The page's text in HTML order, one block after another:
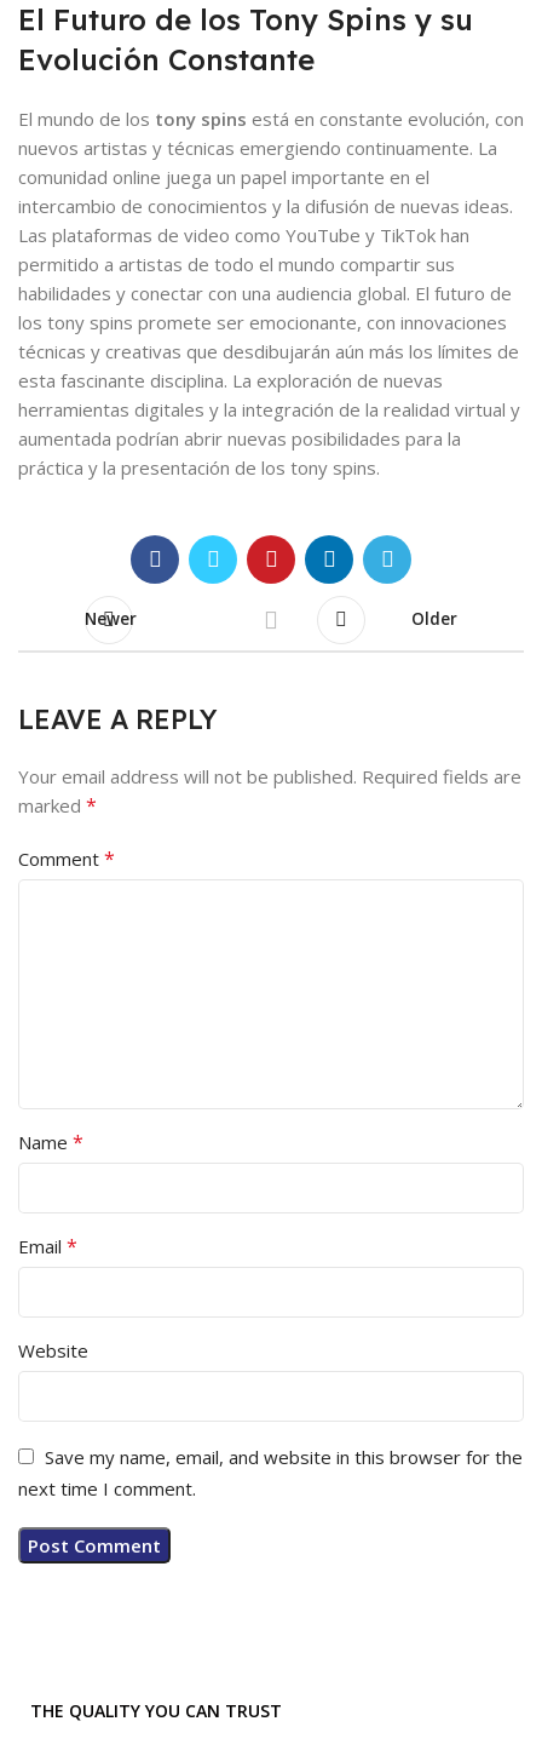
El Futuro de los Tony Spins y su
Evolución Constante
El mundo de los tony spins está en constante evolución, con
nuevos artistas y técnicas emergiendo continuamente. La
comunidad online juega un papel importante en el
intercambio de conocimientos y la difusión de nuevas ideas.
Las plataformas de video como YouTube y TikTok han
permitido a artistas de todo el mundo compartir sus
habilidades y conectar con una audiencia global. El futuro de
los tony spins promete ser emocionante, con innovaciones
técnicas y creativas que desdibujarán aún más los límites de
esta fascinante disciplina. La exploración de nuevas
herramientas digitales y la integración de la realidad virtual y
aumentada podrían abrir nuevas posibilidades para la
práctica y la presentación de los tony spins.
Newer Older
LEAVE A REPLY
Your email address will not be published. Required fields are
marked *
Comment *
Name *
Email *
Website
Save my name, email, and website in this browser for the
next time I comment.
THE QUALITY YOU CAN TRUST